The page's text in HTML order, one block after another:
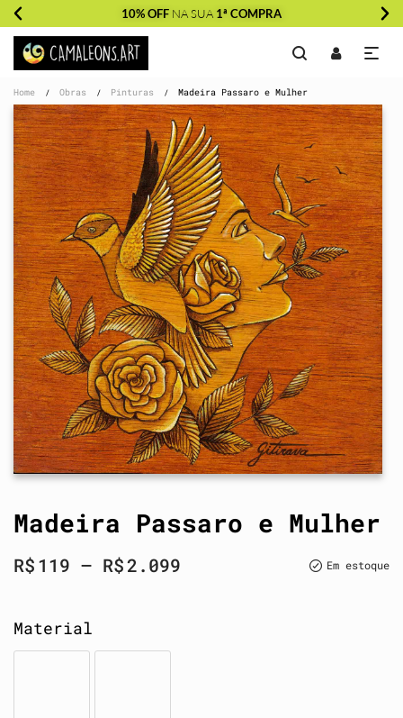
10% OFF NA SUA 1ª COMPRA
Home / Obras / Pinturas / Madeira Passaro e Mulher
Madeira Passaro e Mulher
Em estoque
R$119 – R$2.099
Material